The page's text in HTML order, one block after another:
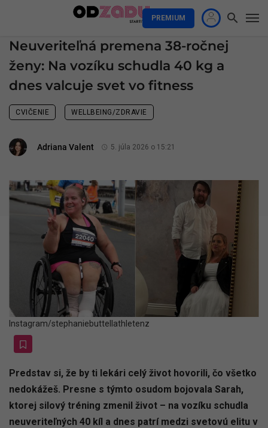
PREMIUM
Neuveriteľná premena 38-ročnej
ženy: Na vozíku schudla 40 kg a
dnes valcuje svet vo fitness
CVIČENIE WELLBEING/ZDRAVIE
Adriana Valent 5. júla 2026 o 15:21
Instagram/stephaniebuttellathletenz
Predstav si, že by ti lekári celý život hovorili, čo všetko
nedokážeš. Presne s týmto osudom bojovala Sarah,
ktorej silový tréning zmenil život – na vozíku schudla
neuveriteľných 40 kíl a dnes patrí medzi svetovú elitu v